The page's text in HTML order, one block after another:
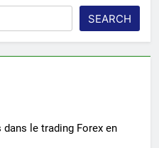
SEARCH
le trading Forex en